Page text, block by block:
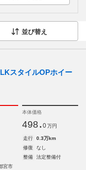
並び替え
スタイルOPホイー
本体価格
498. 0 万円
走行
0.3万km
修復
なし
整備
法定整備付
宮市